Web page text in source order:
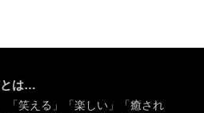
とは…
「笑える」「楽しい」「癒され